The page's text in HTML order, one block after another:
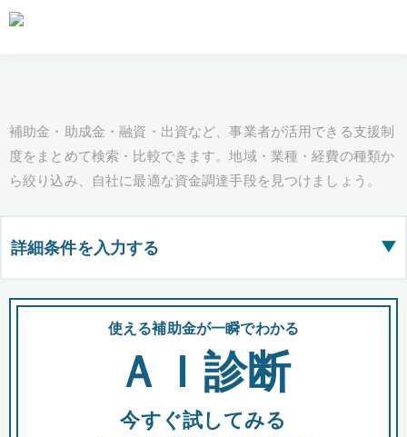
補助金・助成金・融資・出資など、事業者が活用できる支援制
度をまとめて検索・比較できます。地域・業種・経費の種類か
ら絞り込み、自社に最適な資金調達手段を見つけましょう。
詳細条件を入力する ▶
都道府県
全国の検索結果を含めて表示
使える補助金が一瞬でわかる
ＡＩ診断
今すぐ試してみる